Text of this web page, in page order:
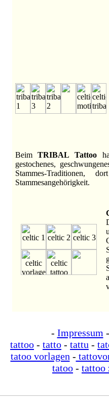
BeimTRIBAL Tattoo
gestochenes,
Stammes-
Stammesangehörigkeit.
- Impressum
tattoo - tatto - tattu -
tatoo vorlagen -
tatoo - tattoo